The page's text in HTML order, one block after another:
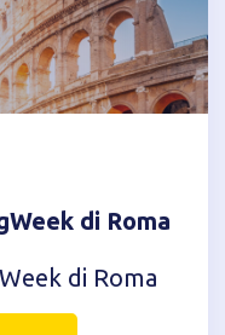
di Roma
di Roma